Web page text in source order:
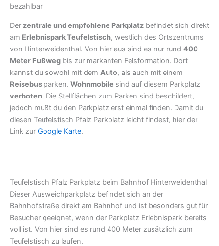
bezahlbar
Der zentrale und empfohlene Parkplatz befindet sich direkt
am Erlebnispark Teufelstisch, westlich des Ortszentrums
von Hinterweidenthal. Von hier aus sind es nur rund 400
Meter Fußweg bis zur markanten Felsformation. Dort
kannst du sowohl mit dem Auto, als auch mit einem
Reisebus parken. Wohnmobile sind auf diesem Parkplatz
verboten. Die Stellflächen zum Parken sind beschildert,
jedoch mußt du den Parkplatz erst einmal finden. Damit du
diesen Teufelstisch Pfalz Parkplatz leicht findest, hier der
Link zur Google Karte.
Teufelstisch Pfalz Parkplatz beim Bahnhof Hinterweidenthal
Dieser Ausweichparkplatz befindet sich an der
Bahnhofstraße direkt am Bahnhof und ist besonders gut für
Besucher geeignet, wenn der Parkplatz Erlebnispark bereits
voll ist. Von hier sind es rund 400 Meter zusätzlich zum
Teufelstisch zu laufen.